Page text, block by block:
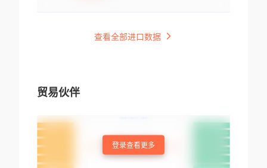
查看全部进口数据
贸易伙伴
登录查看更多